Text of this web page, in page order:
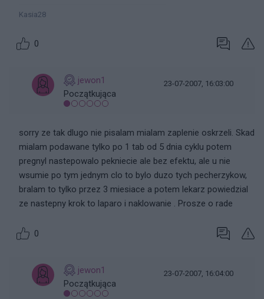
Kasia28
0
jewon1
Początkująca
23-07-2007, 16:03:00
sorry ze tak dlugo nie pisalam mialam zaplenie oskrzeli. Skad
mialam podawane tylko po 1 tab od 5 dnia cyklu potem
pregnyl nastepowalo pekniecie ale bez efektu, ale u nie
wsumie po tym jednym clo to bylo duzo tych pecherzykow,
bralam to tylko przez 3 miesiace a potem lekarz powiedzial
ze nastepny krok to laparo i naklowanie . Prosze o rade
0
jewon1
Początkująca
23-07-2007, 16:04:00